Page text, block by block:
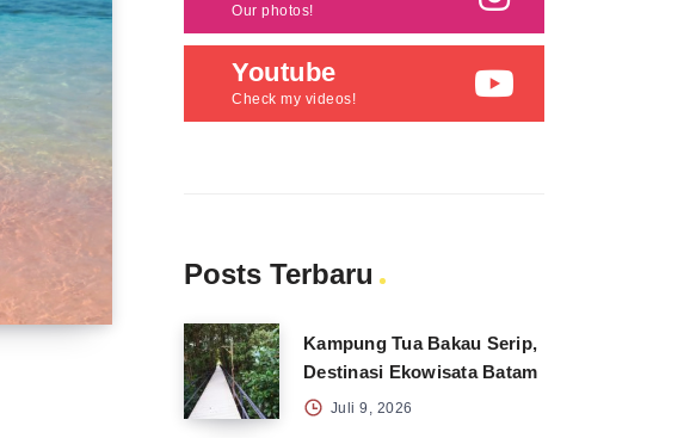
Our photos!
Youtube
Check my videos!
Posts Terbaru
Kampung Tua Bakau Serip,
Destinasi Ekowisata Batam
Juli 9, 2026